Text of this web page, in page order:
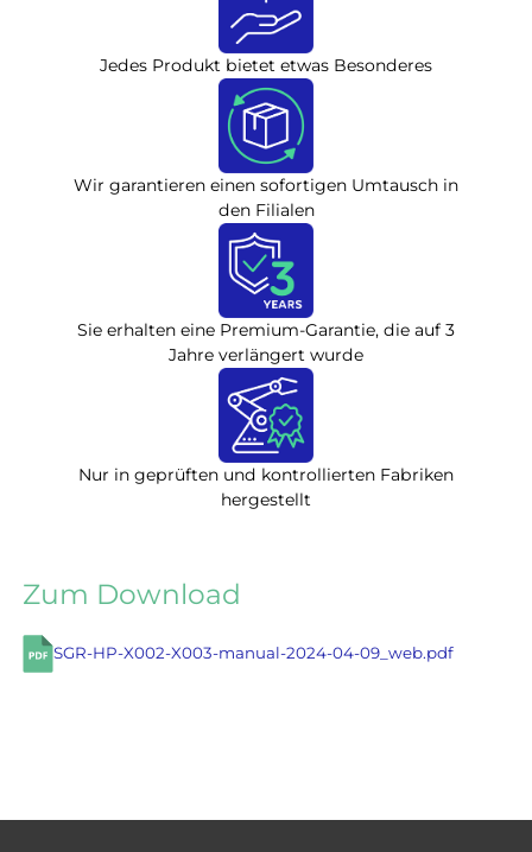
Jedes Produkt bietet etwas Besonderes
Wir garantieren einen sofortigen Umtausch in
den Filialen
Sie erhalten eine Premium-Garantie, die auf 3
Jahre verlängert wurde
Nur in geprüften und kontrollierten Fabriken
hergestellt
Zum Download
SGR-HP-X002-X003-manual-2024-04-09_web.pdf